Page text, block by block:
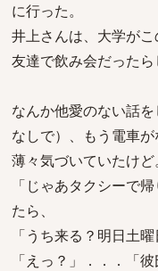
に行った。
井上さんは、大学が
友達で飲み会だったら
なんか他愛のない話
なしで）、もう電車が
薄々気づいていたけど。
「じゃあタクシーで
たら、
「うち来る？明日土曜
「えっ？」．．．「